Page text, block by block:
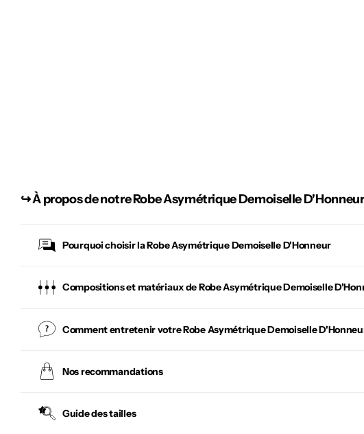
↪︎À propos de notre Robe Asymétrique Demoiselle D'Honneur
Pourquoi choisir laRobe Asymétrique Demoiselle D'Honneur
Compositions et matériaux de Robe Asymétrique Demoiselle
Comment entretenir votreRobe Asymétrique Demoiselle
Nos recommandations
Guide des tailles